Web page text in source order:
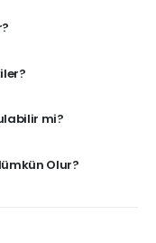
mi?
Olur?